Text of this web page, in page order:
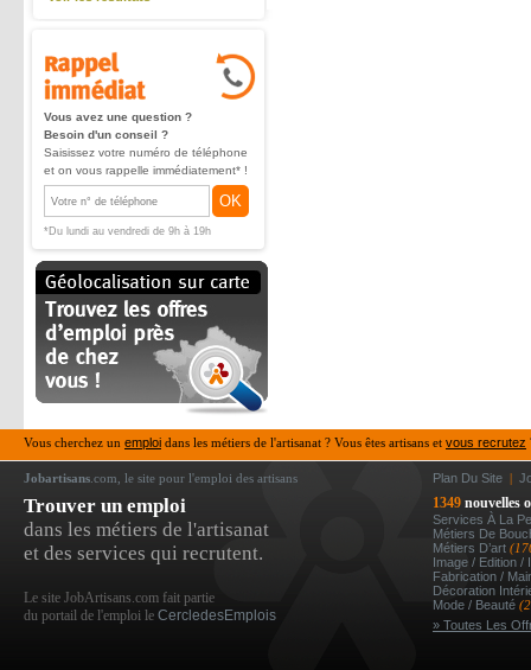
Vous avez une question ?
Besoin d'un conseil ?
Saisissez votre numéro de téléphone
et on vous rappelle immédiatement* !
OK
*Du lundi au vendredi de 9h à 19h
Vous cherchez un emploi dans les métiers de l'artisanat ? Vous êtes artisans et vous recrutez
Jobartisans .com, le site pour l'emploi des artisans Plan Du Site |
Trouver un emploi
dans les métiers de l'artisanat
et des services qui recrutent.
Le site JobArtisans.com fait partie
du portail de l'emploi le CercledesEmplois
1349 nouvelles
Services À La
Métiers De
Métiers D’art
Image / Edition /
Fabrication /
Décoration
Mode / Beauté
» Toutes Les